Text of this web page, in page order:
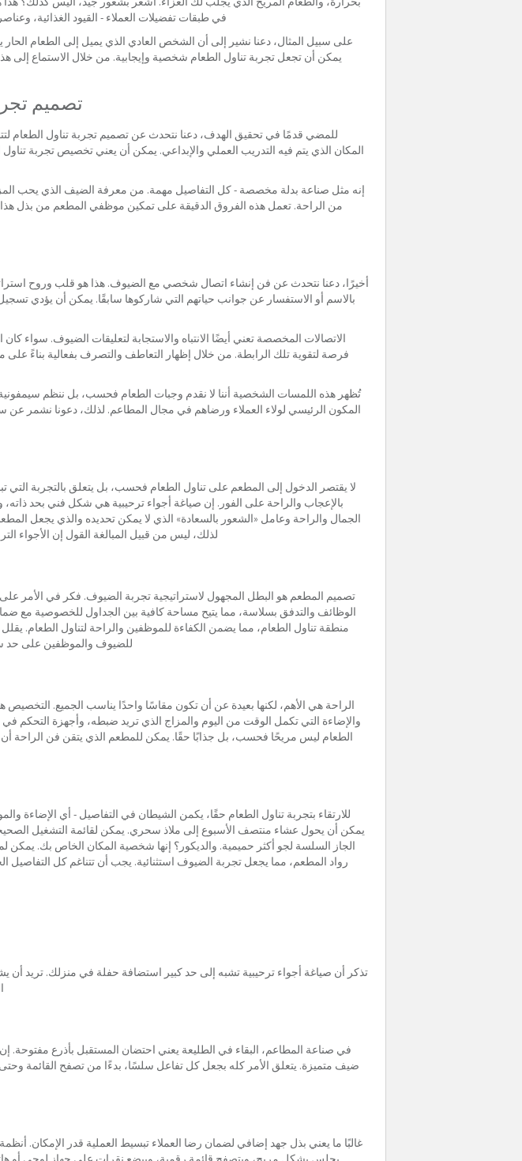
في طبقات تفضيلات العملاء - القيود الغذائية،
على سبيل المثال، دعنا نشير إلى أن الشخص العادي الذي يميل إلى الطعام
يمكن أن تجعل تجربة تناول الطعام شخصية وإيجابية. من خلال الاستماع إلى
تصميم
للمضي قدمًا في تحقيق الهدف، دعنا نتحدث عن تصميم تجربة تناول الطعام
المكان الذي يتم فيه التدريب العملي والإبداعي. يمكن أن يعني تخصيص تجربة
إنه مثل صناعة بدلة مخصصة - كل التفاصيل مهمة. من معرفة الضيف الذي يحب
من الراحة. تعمل هذه الفروق الدقيقة على تمكين موظفي المطعم من بذل
أخيرًا، دعنا نتحدث عن فن إنشاء اتصال شخصي مع الضيوف. هذا هو قلب وروح
بالاسم أو الاستفسار عن جوانب حياتهم التي شاركوها سابقًا. يمكن أن يؤدي
الاتصالات المخصصة تعني أيضًا الانتباه والاستجابة لتعليقات الضيوف. سواء
فرصة لتقوية تلك الرابطة. من خلال إظهار التعاطف والتصرف بفعالية بناءً
تُظهر هذه اللمسات الشخصية أننا لا نقدم وجبات الطعام فحسب، بل ننظم
المكون الرئيسي لولاء العملاء ورضاهم في مجال المطاعم. لذلك، دعونا نشمر
لا يقتصر الدخول إلى المطعم على تناول الطعام فحسب، بل يتعلق بالتجربة التي
بالإعجاب والراحة على الفور. إن صياغة أجواء ترحيبية هي شكل فني بحد
الجمال والراحة وعامل «الشعور بالسعادة» الذي لا يمكن تحديده والذي يجعل
لذلك، ليس من قبيل المبالغة القول إن الأجواء
تصميم المطعم هو البطل المجهول لاستراتيجية تجربة الضيوف. فكر في الأمر
الوظائف والتدفق بسلاسة، مما يتيح مساحة كافية بين الجداول للخصوصية مع
منطقة تناول الطعام، مما يضمن الكفاءة للموظفين والراحة لتناول الطعام.
للضيوف والموظفين على حد
الراحة هي الأهم، لكنها بعيدة عن أن تكون مقاسًا واحدًا يناسب الجميع. التخصيص
والإضاءة التي تكمل الوقت من اليوم والمزاج الذي تريد ضبطه، وأجهزة التحكم
الطعام ليس مريحًا فحسب، بل جذابًا حقًا. يمكن للمطعم الذي يتقن فن الراحة
للارتقاء بتجربة تناول الطعام حقًا، يكمن الشيطان في التفاصيل - أي الإضاءة
يمكن أن يحول عشاء منتصف الأسبوع إلى ملاذ سحري. يمكن لقائمة التشغيل
الجاز السلسة لجو أكثر حميمية. والديكور؟ إنها شخصية المكان الخاص بك.
رواد المطعم، مما يجعل تجربة الضيوف استثنائية. يجب أن تتناغم كل
تذكر أن صياغة أجواء ترحيبية تشبه إلى حد كبير استضافة حفلة في منزلك. تريد أن
في صناعة المطاعم، البقاء في الطليعة يعني احتضان المستقبل بأذرع مفتوحة.
ضيف متميزة. يتعلق الأمر كله بجعل كل تفاعل سلسًا، بدءًا من تصفح القائمة وحتى
غالبًا ما يعني بذل جهد إضافي لضمان رضا العملاء تبسيط العملية قدر الإمكان.